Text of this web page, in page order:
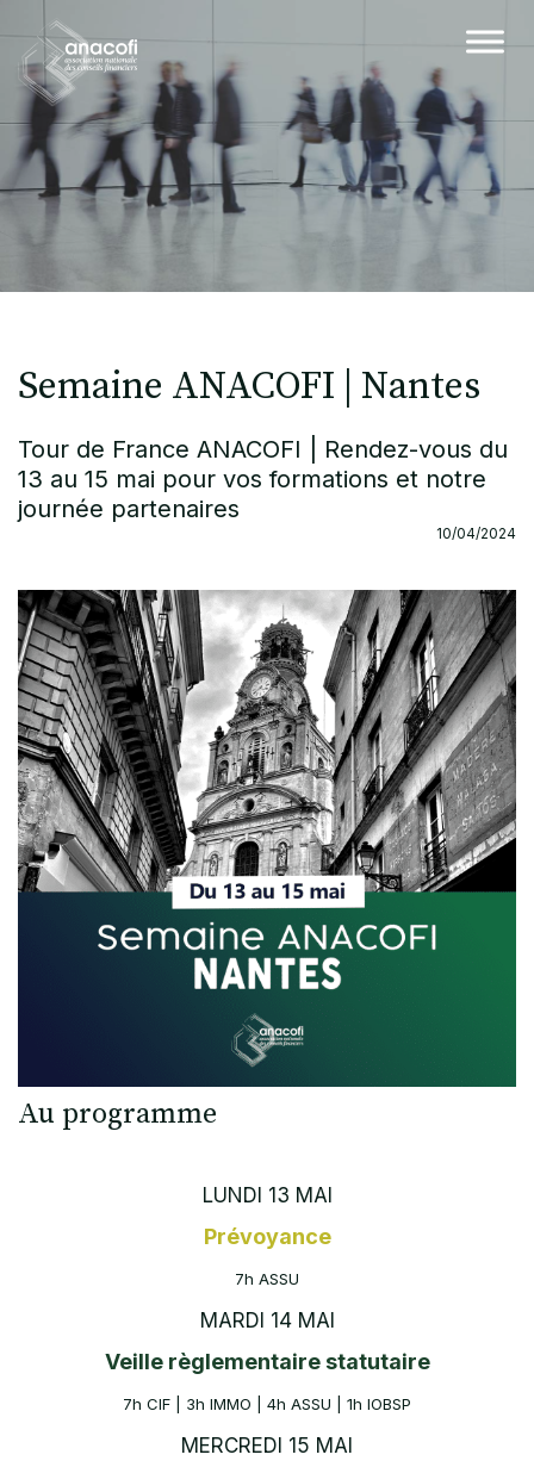
Semaine ANACOFI | Nantes
Tour de France ANACOFI | Rendez-vous du
13 au 15 mai pour vos formations et notre
journée partenaires
10/04/2024
Au programme
LUNDI 13 MAI
Prévoyance
7h ASSU
MARDI 14 MAI
Veille règlementaire statutaire
7h CIF | 3h IMMO | 4h ASSU | 1h IOBSP
MERCREDI 15 MAI